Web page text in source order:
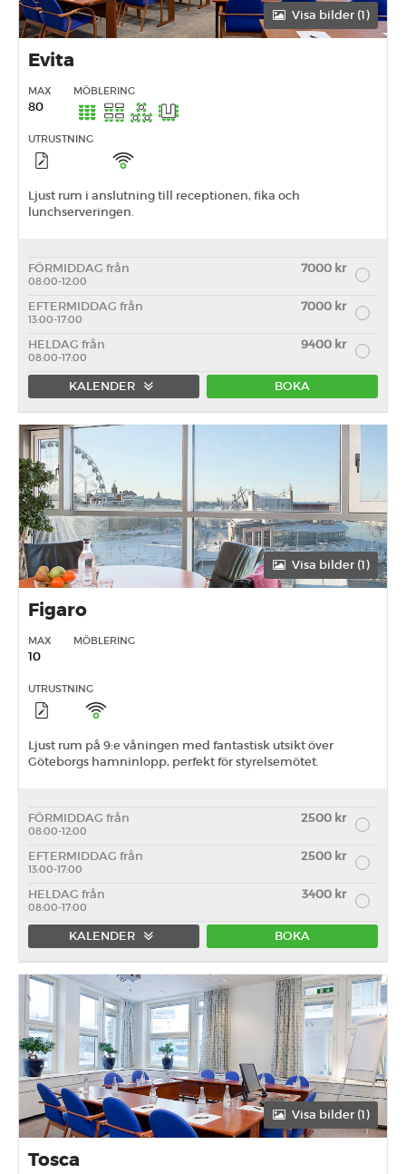
Visa bilder (1)
Evita
MAX
80
MÖBLERING
UTRUSTNING
Ljust rum i anslutning till receptionen, fika och
lunchserveringen.
FÖRMIDDAG från 7000 kr
08:00-12:00
EFTERMIDDAG från 7000 kr
13:00-17:00
HELDAG från 9400 kr
08:00-17:00
KALENDER BOKA
Förmiddag Heldag
Visa bilder (1)
Figaro
MAX
10
MÖBLERING
UTRUSTNING
Ljust rum på 9:e våningen med fantastisk utsikt över
Göteborgs hamninlopp, perfekt för styrelsemötet.
FÖRMIDDAG från 2500 kr
08:00-12:00
EFTERMIDDAG från 2500 kr
13:00-17:00
HELDAG från 3400 kr
08:00-17:00
KALENDER BOKA
Förmiddag Eftermiddag Heldag
Visa bilder (1)
Tosca